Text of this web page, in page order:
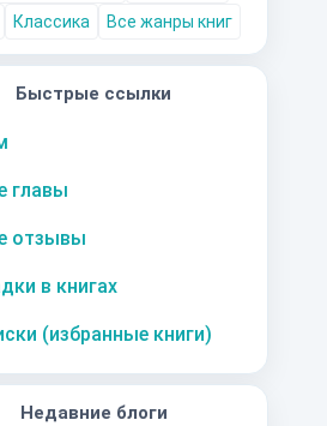
Классика Все жанры книг
Быстрые ссылки
главы
отзывы
в книгах
(избранные книги)
Недавние блоги
10 за часть